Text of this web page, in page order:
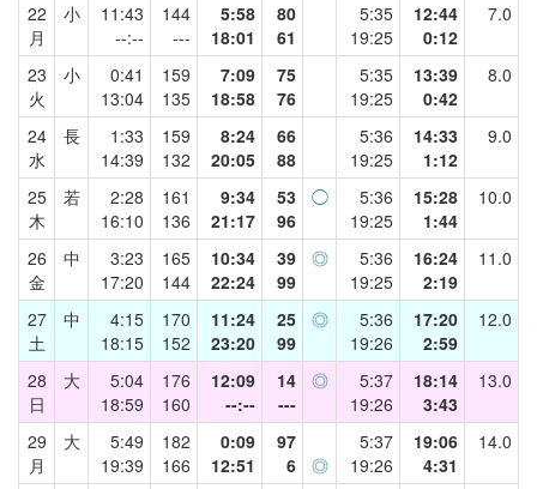
22
月
小
11:43
--:--
144
---
5:58
18:01
80
61
5:35
19:25
12:44
0:12
7.0
23
火
小
0:41
13:04
159
135
7:09
18:58
75
76
5:35
19:25
13:39
0:42
8.0
24
水
長
1:33
14:39
159
132
8:24
20:05
66
88
5:36
19:25
14:33
1:12
9.0
25
木
若
2:28
16:10
161
136
9:34
21:17
53
96
◯
5:36
19:25
15:28
1:44
10.0
26
金
中
3:23
17:20
165
144
10:34
22:24
39
99
◎
5:36
19:25
16:24
2:19
11.0
27
土
中
4:15
18:15
170
152
11:24
23:20
25
99
◎
5:36
19:26
17:20
2:59
12.0
28
日
大
5:04
18:59
176
160
12:09
--:--
14
---
◎
5:37
19:26
18:14
3:43
13.0
29
月
大
5:49
19:39
182
166
0:09
12:51
97
6
◎
5:37
19:26
19:06
4:31
14.0